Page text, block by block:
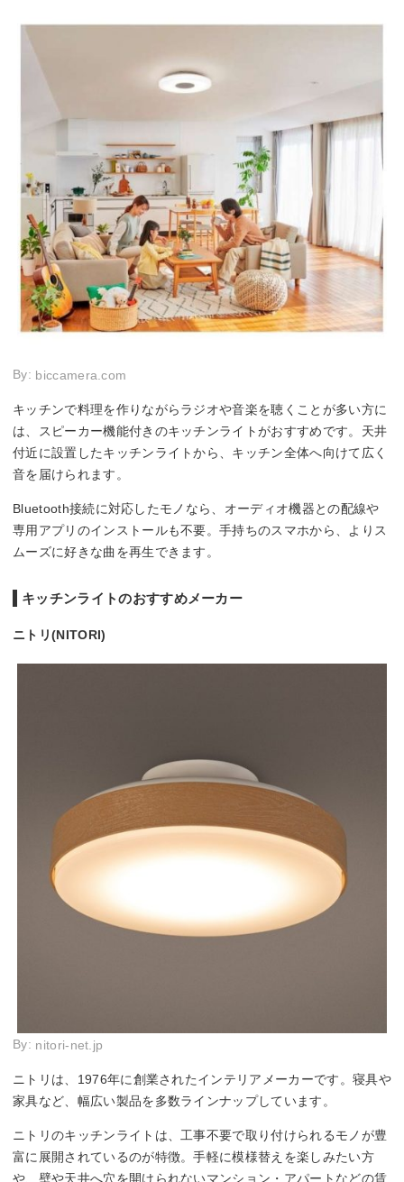
By: biccamera.com
キッチンで料理を作りながらラジオや音楽を聴くことが多い方に
は、スピーカー機能付きのキッチンライトがおすすめです。天井
付近に設置したキッチンライトから、キッチン全体へ向けて広く
音を届けられます。
Bluetooth接続に対応したモノなら、オーディオ機器との配線や
専用アプリのインストールも不要。手持ちのスマホから、よりス
ムーズに好きな曲を再生できます。
キッチンライトのおすすめメーカー
ニトリ(NITORI)
By: nitori-net.jp
ニトリは、1976年に創業されたインテリアメーカーです。寝具や
家具など、幅広い製品を多数ラインナップしています。
ニトリのキッチンライトは、工事不要で取り付けられるモノが豊
富に展開されているのが特徴。手軽に模様替えを楽しみたい方
や、壁や天井へ穴を開けられないマンション・アパートなどの賃